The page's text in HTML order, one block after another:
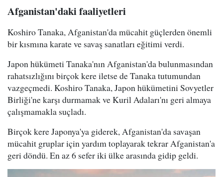
Afganistan'daki faaliyetleri
Koshiro Tanaka, Afganistan'da mücahit güçlerden önemli
bir kısmına karate ve savaş sanatları eğitimi verdi.
Japon hükümeti Tanaka'nın Afganistan'da bulunmasından
rahatsızlığını birçok kere iletse de Tanaka tutumundan
vazgeçmedi. Koshiro Tanaka, Japon hükümetini Sovyetler
Birliği'ne karşı durmamak ve Kuril Adaları'nı geri almaya
çalışmamakla suçladı.
Birçok kere Japonya'ya giderek, Afganistan'da savaşan
mücahit gruplar için yardım toplayarak tekrar Afganistan'a
geri döndü. En az 6 sefer iki ülke arasında gidip geldi.